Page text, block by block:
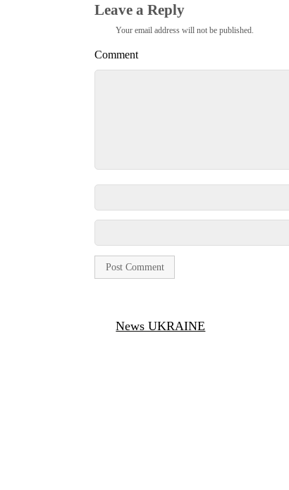
Leave a Reply
Your email address will not be published.
Comment
News UKRAINE